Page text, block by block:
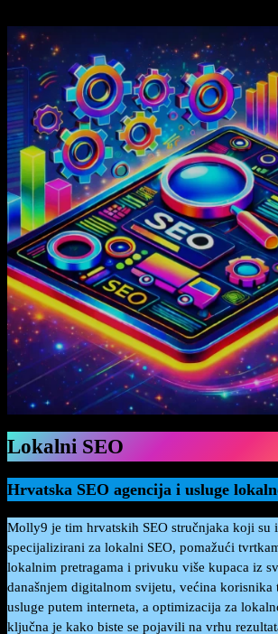
Lokalni SEO
Hrvatska SEO agencija i usluge
Molly9 je tim hrvatskih SEO stručnjaka koji su
specijalizirani za lokalni SEO, pomažući
lokalnim pretragama i privuku više kupaca iz
današnjem digitalnom svijetu, većina korisnika
usluge putem interneta, a optimizacija za
ključna je kako biste se pojavili na vrhu